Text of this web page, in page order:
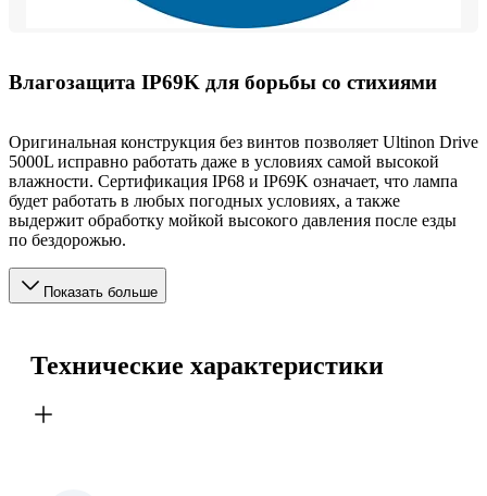
Влагозащита IP69K для борьбы со стихиями
Оригинальная конструкция без винтов позволяет Ultinon Drive
5000L исправно работать даже в условиях самой высокой
влажности. Сертификация IP68 и IP69K означает, что лампа
будет работать в любых погодных условиях, а также
выдержит обработку мойкой высокого давления после езды
по бездорожью.
Показать больше
Технические характеристики